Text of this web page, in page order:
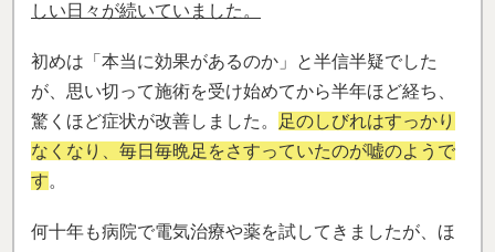
しい日々が続いていました。
初めは「本当に効果があるのか」と半信半疑でした
が、思い切って施術を受け始めてから半年ほど経ち、
驚くほど症状が改善しました。
足のしびれはすっかり
なくなり、毎日毎晩足をさすっていたのが嘘のようで
す。
何十年も病院で電気治療や薬を試してきましたが、ほ